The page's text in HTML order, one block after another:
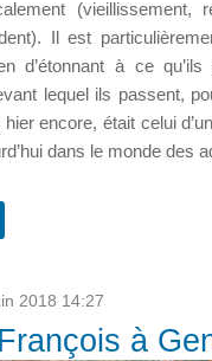
(vieillissement,
Il est
d’étonnant à ce
lequel ils passent,
encore, était celui
dans le monde des
2018 14:27
à